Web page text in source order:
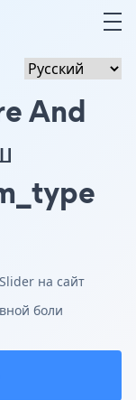
And
на сайт
боли